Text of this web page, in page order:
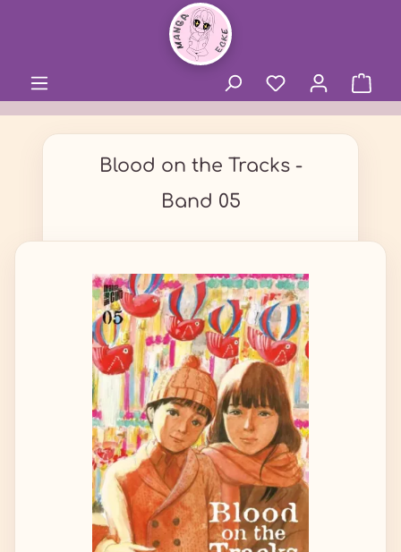
Blood on the Tracks -
Band 05
Bildergalerie überspringen